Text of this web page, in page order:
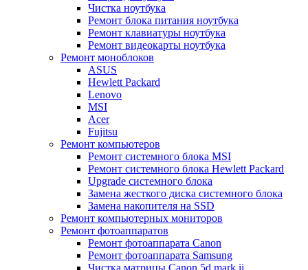
Чистка ноутбука
Ремонт блока питания ноутбука
Ремонт клавиатуры ноутбука
Ремонт видеокарты ноутбука
Ремонт моноблоков
ASUS
Hewlett Packard
Lenovo
MSI
Acer
Fujitsu
Ремонт компьютеров
Ремонт системного блока MSI
Ремонт системного блока Hewlett Packard
Upgrade системного блока
Замена жесткого диска системного блока
Замена накопителя на SSD
Ремонт компьютерных мониторов
Ремонт фотоаппаратов
Ремонт фотоаппарата Canon
Ремонт фотоаппарата Samsung
Чистка матрицы Canon 5d mark ii